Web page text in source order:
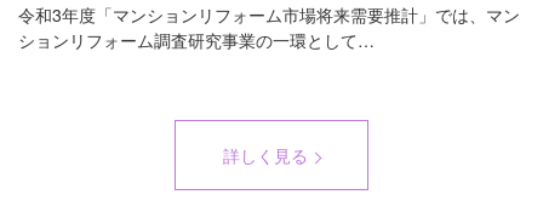
令和3年度「マンションリフォーム市場将来需要推計」では、マン
ションリフォーム調査研究事業の一環として…
詳しく見る